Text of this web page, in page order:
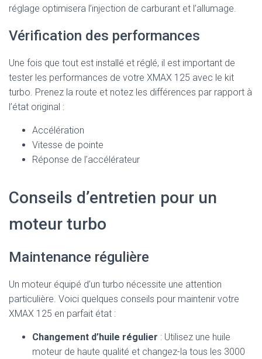
réglage optimisera l’injection de carburant et l’allumage.
Vérification des performances
Une fois que tout est installé et réglé, il est important de
tester les performances de votre XMAX 125 avec le kit
turbo. Prenez la route et notez les différences par rapport à
l’état original :
Accélération
Vitesse de pointe
Réponse de l’accélérateur
Conseils d’entretien pour un
moteur turbo
Maintenance régulière
Un moteur équipé d’un turbo nécessite une attention
particulière. Voici quelques conseils pour maintenir votre
XMAX 125 en parfait état :
Changement d’huile régulier : Utilisez une huile
moteur de haute qualité et changez-la tous les 3000